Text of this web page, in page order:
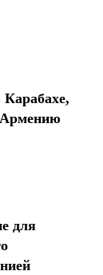
Армению
для